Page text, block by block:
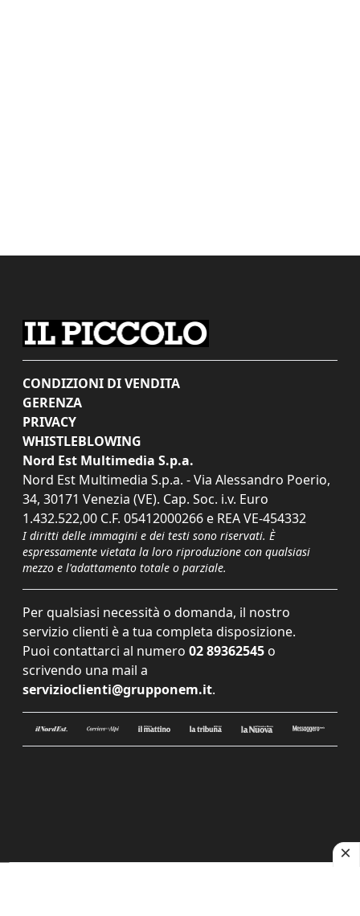
CONDIZIONI DI VENDITA
GERENZA
PRIVACY
WHISTLEBLOWING
Nord Est Multimedia S.p.a.
Nord Est Multimedia S.p.a. - Via Alessandro Poerio,
34, 30171 Venezia (VE). Cap. Soc. i.v. Euro
1.432.522,00 C.F. 05412000266 e REA VE-454332
I diritti delle immagini e dei testi sono riservati. È
espressamente vietata la loro riproduzione con qualsiasi
mezzo e l'adattamento totale o parziale.
Per qualsiasi necessità o domanda, il nostro
servizio clienti è a tua completa disposizione.
Puoi contattarci al numero 02 89362545 o
scrivendo una mail a
servizioclienti@grupponem.it.